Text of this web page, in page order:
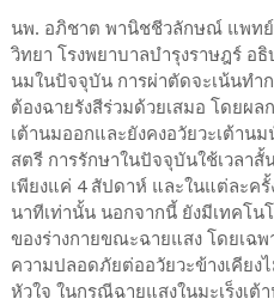
นพ. อภิชาต พานิชชีวลักษณ์ แพทย์
วิทยา โรงพยาบาลบำรุงราษฎร์ อธิ
นมในปัจจุบัน การผ่าตัดจะเน้นทำ
ต้องฉายรังสีร่วมด้วยเสมอ โดยผล
เต้านมออกและยังคงอวัยวะเต้า
สตรี การรักษาในปัจจุบันใช้เวลา
เพียงแค่ 4 สัปดาห์ และในแต่ละครั้
นาทีเท่านั้น นอกจากนี้ ยังมีเทคโ
ของร่างกายขณะฉายแสง โดยเฉพ
ความปลอดภัยต่ออวัยวะข้างเคียง
หัวใจ ในกรณีฉายแสงในมะเร็งเ